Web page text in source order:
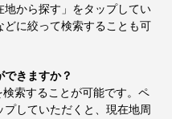
地から探す」をタップしてい
に絞って検索することも可
きますか？
索することが可能です。ペ
していただくと、現在地周